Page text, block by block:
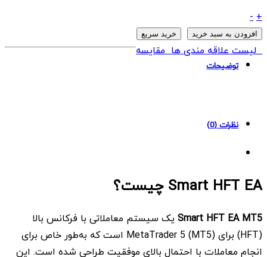
ربات
SMART
HFT
+
-
افزودن به سبد خرید خرید سریع
لیست علاقه مندی هامقایسه
توضیحات
نظرات (0)
Smart HFT EA چیست؟
Smart HFT EA MT5 یک سیستم معاملاتی با فرکانس بالا
(HFT) برای MetaTrader 5 (MT5) است که به‌طور خاص برای
انجام معاملات با احتمال بالای موفقیت طراحی شده است. این